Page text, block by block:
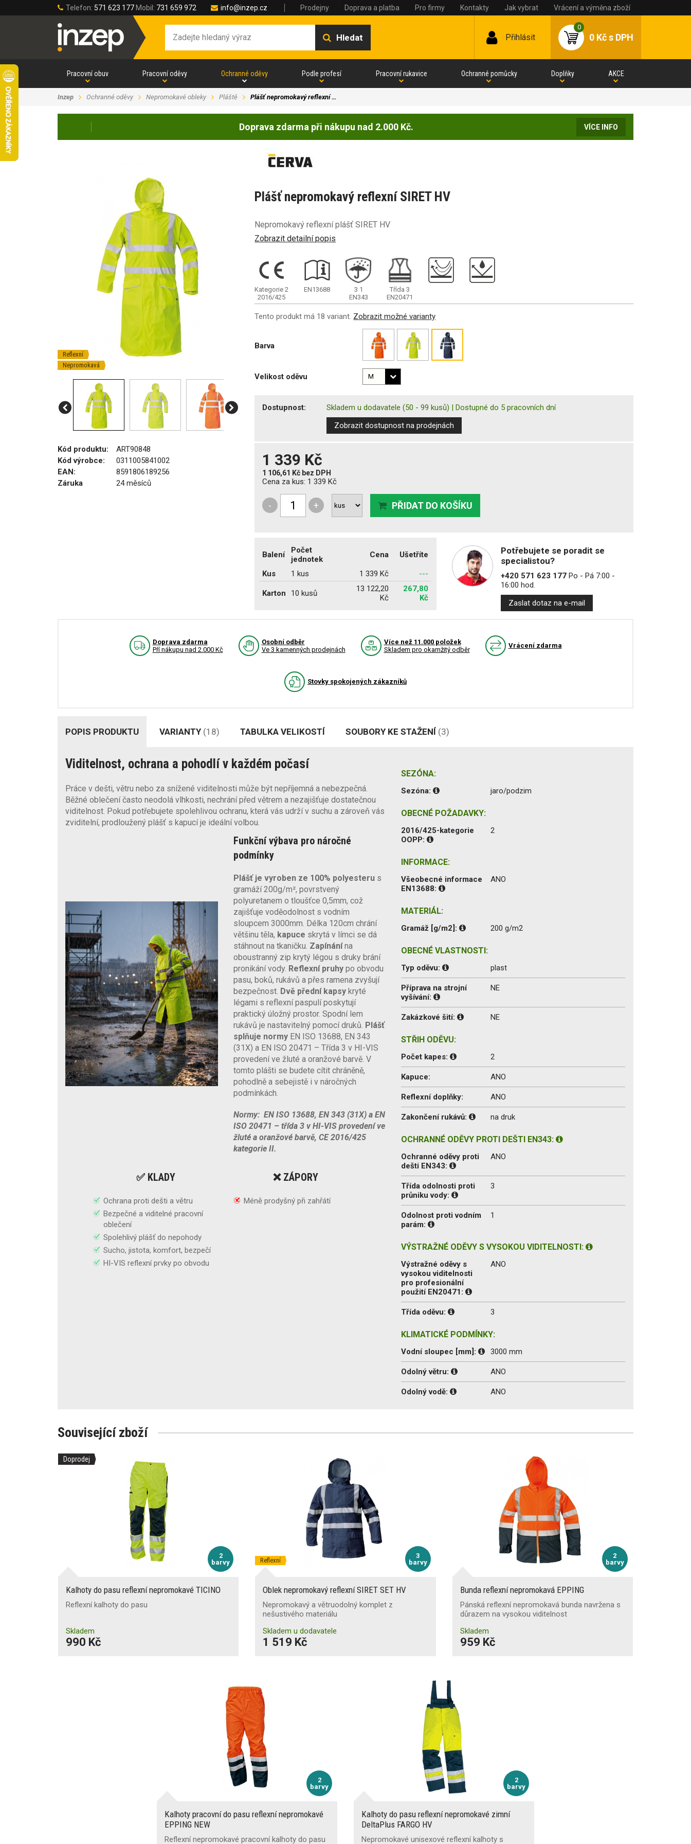
Telefon: 571 623 177 Mobil: 731 659 972 info@inzep.cz Prodejny Doprava a platba Pro firmy Kontakty Jak vybrat Vrácení a výměna zboží
Hledat Přihlásit
0
0 Kčs DPH
Pracovní obuv Pracovní oděvy Ochranné oděvy Podle profesí Pracovní rukavice Ochranné pomůcky Doplňky AKCE
Inzep Ochranné oděvy Nepromokavé obleky Pláště Plášť nepromokavý reflexní …
Doprava zdarma při nákupu nad 2.000 Kč. VÍCE INFO
Reflexní
Nepromokavá
Kód produktu:
ART90848
Kód výrobce:
0311005841002
EAN:
8591806189256
Záruka
24 měsíců
Plášť nepromokavý reflexní SIRET HV
Nepromokavý reflexní plášť SIRET HV
Zobrazit detailní popis
Kategorie 2
2016/425
EN13688 3 1
EN343
Třída 3
EN20471
Tento produkt má 18 variant. Zobrazit možné varianty
Barva
Velikost oděvu
Dostupnost: Skladem u dodavatele (50 - 99 kusů) |Dostupné do 5 pracovních dní
Zobrazit dostupnost na prodejnách
1 339 Kč
1 106,61 Kč bez DPH
Cena za kus: 1 339 Kč
- + PŘIDAT DO KOŠÍKU
Balení
Počet
jednotek
Cena Ušetříte
Kus 1 kus 1 339 Kč ---
Karton 10 kusů
13 122,20
Kč
267,80
Kč
Potřebujete se poradit se
specialistou?
+420 571 623 177Po - Pá 7:00 -
16:00 hod.
Zaslat dotaz na e-mail
Doprava zdarma
Pří nákupu nad 2.000 Kč
Osobní odběr
Ve 3 kamenných prodejnách
Více než 11.000 položek
Skladem pro okamžitý odběr
Vrácení zdarma
Stovky spokojených zákazníků
POPIS PRODUKTU VARIANTY (18) TABULKA VELIKOSTÍ SOUBORY KE STAŽENÍ (3)
Viditelnost, ochrana a pohodlí v každém počasí
Práce v dešti, větru nebo za snížené viditelnosti může být nepříjemná a nebezpečná.
Běžné oblečení často neodolá vlhkosti, nechrání před větrem a nezajišťuje dostatečnou
viditelnost. Pokud potřebujete spolehlivou ochranu, která vás udrží v suchu a zároveň vás
zviditelní, prodloužený plášť s kapucí je ideální volbou.
Funkční výbava pro náročné
podmínky
Plášť je vyroben ze 100% polyesteru s
gramáží 200g/m², povrstvený
polyuretanem o tloušťce 0,5mm, což
zajišťuje voděodolnost s vodním
sloupcem 3000mm. Délka 120cm chrání
většinu těla, kapuce skrytá v límci se dá
stáhnout na tkaničku. Zapínánína
oboustranný zip krytý légou s druky brání
pronikání vody. Reflexní pruhypo obvodu
pasu, boků, rukávů a přes ramena zvyšují
bezpečnost. Dvě přední kapsykryté
légami s reflexní paspulí poskytují
praktický úložný prostor. Spodní lem
rukávů je nastavitelný pomocí druků. Plášť
splňuje normyEN ISO 13688, EN 343
(31X) a EN ISO 20471 – Třída 3 v HI-VIS
provedení ve žluté a oranžové barvě. V
tomto plášti se budete cítit chráněně,
pohodlně a sebejistě i v náročných
podmínkách.
Normy: EN ISO 13688, EN 343 (31X) a EN
ISO 20471 – třída 3 v HI-VIS provedení ve
žluté a oranžové barvě, CE 2016/425
kategorie II.
✅ KLADY
Ochrana proti dešti a větru
Bezpečné a viditelné pracovní
oblečení
Spolehlivý plášť do nepohody
Sucho, jistota, komfort, bezpečí
HI-VIS reflexní prvky po obvodu
❌ ZÁPORY
Méně prodyšný při zahřátí
SEZÓNA:
Sezóna: jaro/podzim
OBECNÉ POŽADAVKY:
2016/425-kategorie
OOPP:
2
INFORMACE:
Všeobecné informace
EN13688:
ANO
MATERIÁL:
Gramáž [g/m2]: 200 g/m2
OBECNÉ VLASTNOSTI:
Typ oděvu: plast
Příprava na strojní
vyšívání:
NE
Zakázkové šití: NE
STŘIH ODĚVU:
Počet kapes: 2
Kapuce: ANO
Reflexní doplňky: ANO
Zakončení rukávů: na druk
OCHRANNÉ ODĚVY PROTI DEŠTI EN343:
Ochranné oděvy proti
dešti EN343:
ANO
Třída odolnosti proti
průniku vody:
3
Odolnost proti vodním
parám:
1
VÝSTRAŽNÉ ODĚVY S VYSOKOU VIDITELNOSTI:
Výstražné oděvy s
vysokou viditelnosti
pro profesionální
použití EN20471:
ANO
Třída oděvu: 3
KLIMATICKÉ PODMÍNKY:
Vodní sloupec [mm]: 3000 mm
Odolný větru: ANO
Odolný vodě: ANO
Související zboží
Doprodej
2
barvy
Kalhoty do pasu reflexní nepromokavé TICINO
Reflexní kalhoty do pasu
Skladem
990 Kč
3
barvy
Reflexní
Oblek nepromokavý reflexní SIRET SET HV
Nepromokavý a větruodolný komplet z
nešustivého materiálu
Skladem u dodavatele
1 519 Kč
2
barvy
Bunda reflexní nepromokavá EPPING
Pánská reflexní nepromokavá bunda navržena s
důrazem na vysokou viditelnost
Skladem
959 Kč
2
barvy
Kalhoty pracovní do pasu reflexní nepromokavé
EPPING NEW
Reflexní nepromokavé pracovní kalhoty do pasu
2
barvy
Kalhoty do pasu reflexní nepromokavé zimní
DeltaPlus FARGO HV
Nepromokavé unisexové reflexní kalhoty s